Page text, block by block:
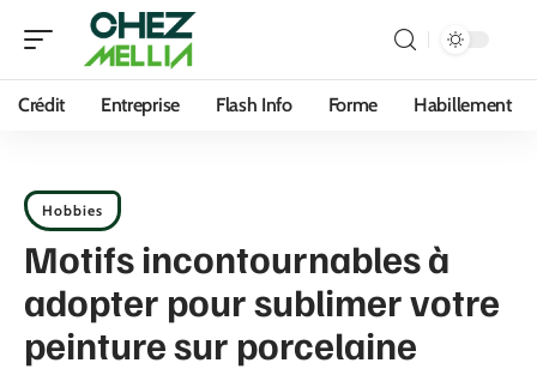
Crédit Entreprise Flash Info Forme Habillement
Hobbies
Motifs incontournables à
adopter pour sublimer votre
peinture sur porcelaine